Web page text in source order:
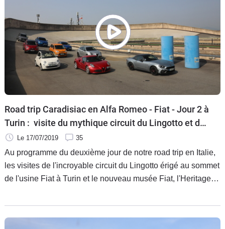
Road trip Caradisiac en Alfa Romeo - Fiat - Jour 2 à
Turin : visite du mythique circuit du Lingotto et du
nouveau Hub Fiat
Le 17/07/2019 35
Au programme du deuxième jour de notre road trip en Italie,
les visites de l'incroyable circuit du Lingotto érigé au sommet
de l'usine Fiat à Turin et le nouveau musée Fiat, l'Heritage
4C, Giulia, Giulietta, Stelvio, Fiat 500 C, 500 X, Panda, Tipo
et Abarth 124, ont roulé sur les traces de leurs glorieux